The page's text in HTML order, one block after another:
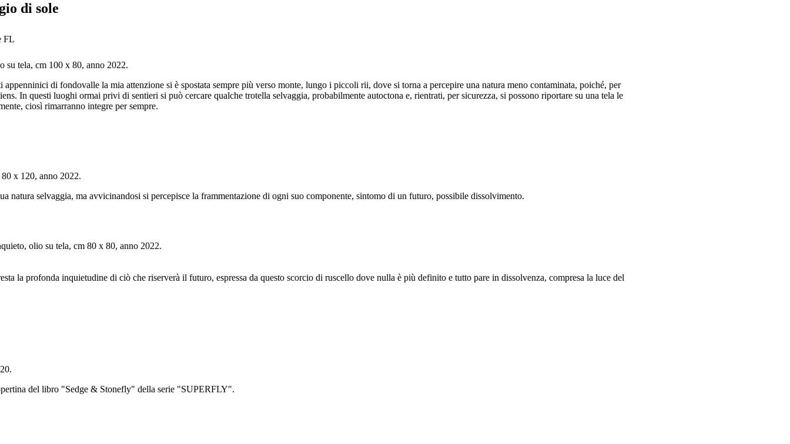
di sole
su tela, cm 100 x 80, anno 2022.
appenninici di fondovalle la mia attenzione si è spostata sempre più verso monte, lungo i piccoli rii, dove si torna a percepire una natura meno contaminata, poiché, per
In questi luoghi ormai privi di sentieri si può cercare qualche trotella selvaggia, probabilmente autoctona e, rientrati, per sicurezza, si possono riportare su una tela le
ciosì rimarranno integre per sempre.
x 120, anno 2022.
natura selvaggia, ma avvicinandosi si percepisce la frammentazione di ogni suo componente, sintomo di un futuro, possibile dissolvimento.
olio su tela, cm 80 x 80, anno 2022.
la profonda inquietudine di ciò che riserverà il futuro, espressa da questo scorcio di ruscello dove nulla è più definito e tutto pare in dissolvenza, compresa la luce del
del libro "Sedge & Stonefly" della serie "SUPERFLY".